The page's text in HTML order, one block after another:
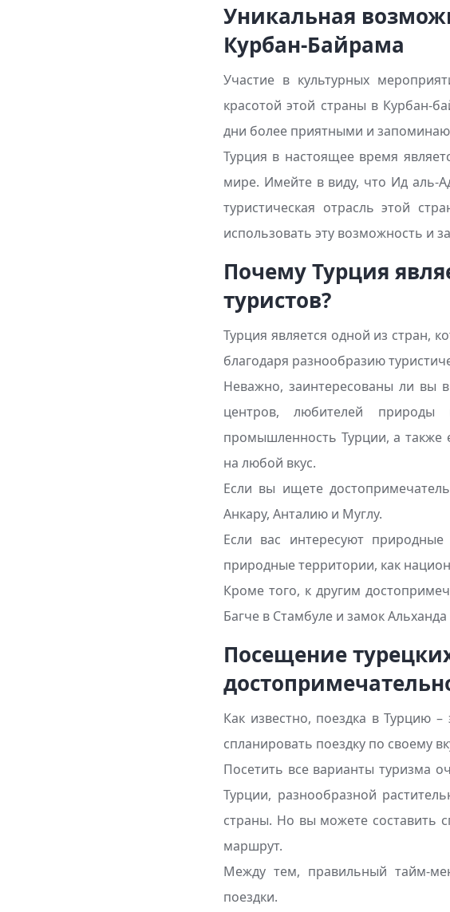
Уникальная
Курбан-Байрама
Участие в культурных
красотой этой страны в Курбан-
дни более приятными и
Турция в настоящее время
мире. Имейте в виду, что Ид аль-
туристическая отрасль этой
использовать эту возможность и
Почему Турция
туристов?
Турция является одной из стран,
благодаря разнообразию
Неважно, заинтересованы ли вы
центров, любителей природы
промышленность Турции, а также
на любой вкус.
Если вы ищете
Анкару, Анталию и Муглу.
Если вас интересуют
природные территории, как
Кроме того, к другим
Багче в Стамбуле и замок
Посещение
Как известно, поездка в Турцию
спланировать поездку по своему
Посетить все варианты туризма
Турции, разнообразной
страны. Но вы можете составить
маршрут.
Между тем, правильный тайм-
поездки.